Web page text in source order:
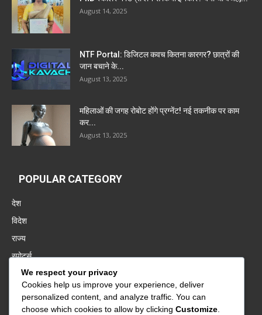
August 14, 2025
NTF Portal: डिजिटल कवच कितना कारगर? छात्रों की
जान बचाने के...
August 13, 2025
महिलाओं की जगह रोबोट होंगे प्रग्नेंट! नई तकनीक पर काम
कर...
August 13, 2025
POPULAR CATEGORY
देश
विदेश
राज्य
स्पोर्ट्स
पंजाब
बॉलीवुड
बिज़नेस
We respect your privacy
Cookies help us improve your experience, deliver
personalized content, and analyze traffic. You can
choose which cookies to allow by clicking Customize